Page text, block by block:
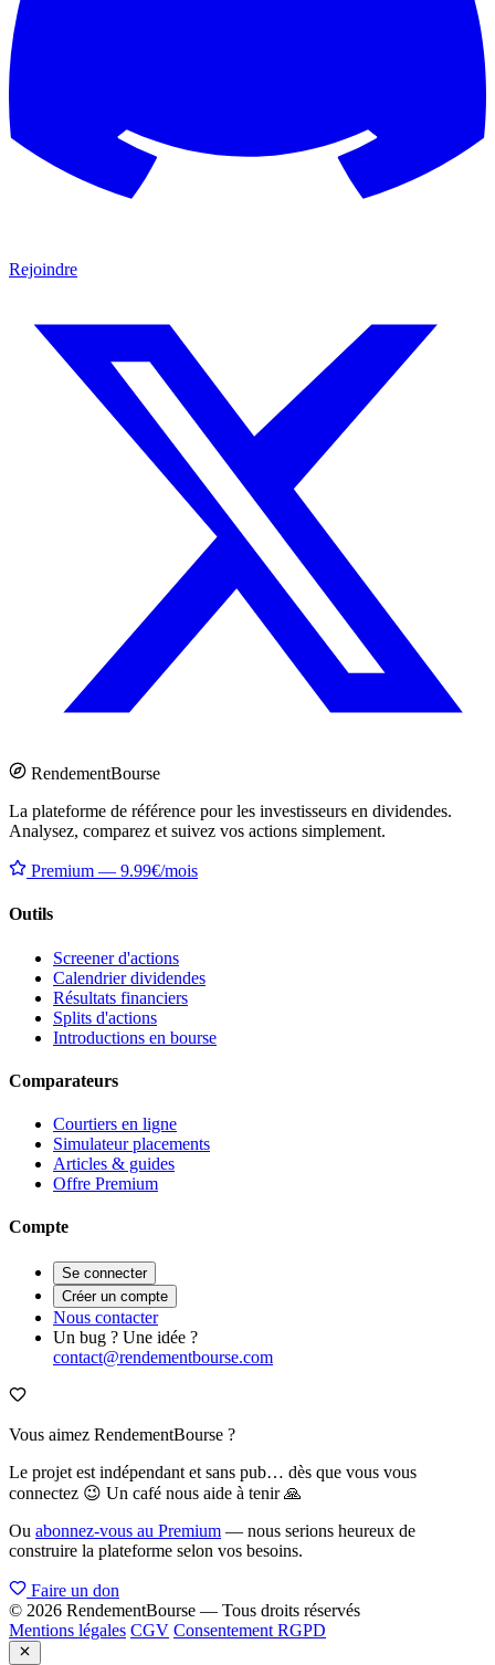
Rejoindre
RendementBourse
La plateforme de référence pour les investisseurs en dividendes.
Analysez, comparez et suivez vos actions simplement.
Premium — 9.99€/mois
Outils
Screener d'actions
Calendrier dividendes
Résultats financiers
Splits d'actions
Introductions en bourse
Comparateurs
Courtiers en ligne
Simulateur placements
Articles & guides
Offre Premium
Compte
Se connecter
Créer un compte
Nous contacter
Un bug ? Une idée ?
contact@rendementbourse.com
Vous aimez RendementBourse ?
Le projet est indépendant et sans pub… dès que vous vous
connectez 😉 Un café nous aide à tenir 🙏
Ou abonnez-vous au Premium — nous serions heureux de
construire la plateforme selon vos besoins.
Faire un don
© 2026 RendementBourse — Tous droits réservés
Mentions légales CGV Consentement RGPD